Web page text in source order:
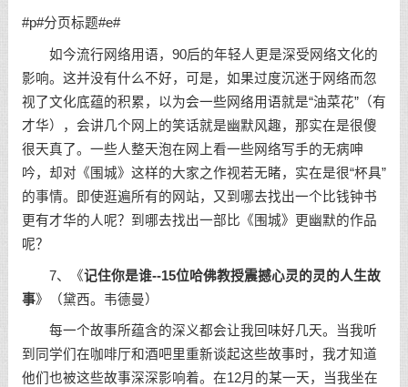
#p#分页标题#e#
如今流行网络用语，90后的年轻人更是深受网络文化的
影响。这并没有什么不好，可是，如果过度沉迷于网络而忽
视了文化底蕴的积累，以为会一些网络用语就是“油菜花”（有
才华），会讲几个网上的笑话就是幽默风趣，那实在是很傻
很天真了。一些人整天泡在网上看一些网络写手的无病呻
吟，却对《围城》这样的大家之作视若无睹，实在是很“杯具”
的事情。即使逛遍所有的网站，又到哪去找出一个比钱钟书
更有才华的人呢？到哪去找出一部比《围城》更幽默的作品
呢？
7、《记住你是谁--15位哈佛教授震撼心灵的灵的人生故
事》（黛西。韦德曼）
每一个故事所蕴含的深义都会让我回味好几天。当我听
到同学们在咖啡厅和酒吧里重新谈起这些故事时，我才知道
他们也被这些故事深深影响着。在12月的某一天，当我坐在